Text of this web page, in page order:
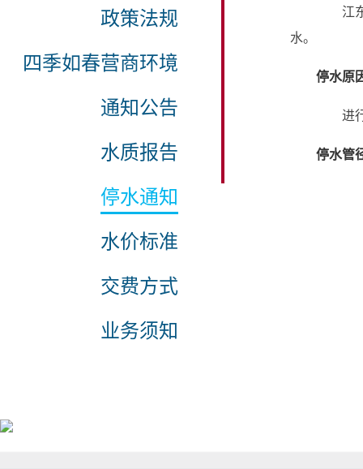
政策法规
四季如春营商环境
通知公告
水质报告
停水通知
水价标准
交费方式
业务须知
江
水。
停水原
进
停水管